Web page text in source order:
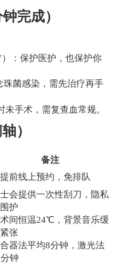
完成）
：保护医护，也保护你
菌感染，需先治疗再手
手术，需复查血常规。
）
备注
前线上预约，免排队
会提供一次性刮刀，隐私
护
间恒温24℃，背景音乐缓
张
器法平均8分钟，激光法
钟